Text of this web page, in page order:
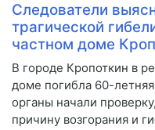
Следователи
трагической
частном доме
В городе Кропоткин в
доме погибла 60-
органы начали
причину возгорания и